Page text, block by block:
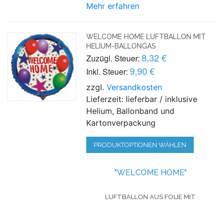
Mehr erfahren
WELCOME HOME LUFTBALLON MIT
HELIUM-BALLONGAS
Zuzügl. Steuer: 8,32 €
Inkl. Steuer: 9,90 €
zzgl.Versandkosten
Lieferzeit: lieferbar / inklusive
Helium, Ballonband und
Kartonverpackung
PRODUKTOPTIONEN WÄHLEN
"WELCOME HOME"
LUFTBALLON AUS FOLIE MIT